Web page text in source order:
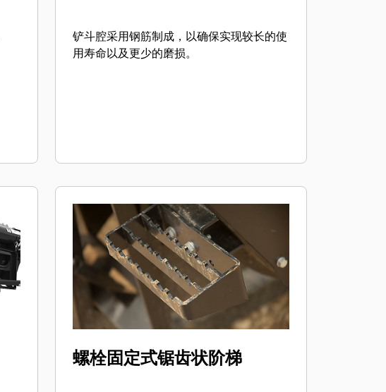
铲斗腔采用钢筋制成，以确保实现较长的使
用寿命以及更少的磨损。
螺栓固定式锯齿状阶梯